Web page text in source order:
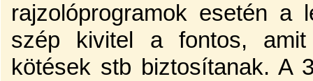
rajzolóprogramok esetén
szép kivitel a fontos,
kötések stb biztosítanak. A